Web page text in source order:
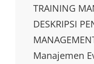
TRAINING
DESKRIPSI
Manajemen